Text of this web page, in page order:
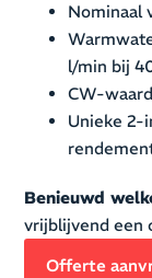
Nominaal
l/min bij
CW-
Unieke 2-
Benieuwd
vrijblijvend een
Offerte